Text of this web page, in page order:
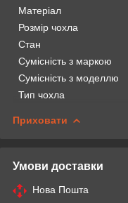
Матеріал
Розмір чохла
Стан
Сумісність з маркою
Сумісність з моделлю
Тип чохла
Приховати
Умови доставки
Нова Пошта